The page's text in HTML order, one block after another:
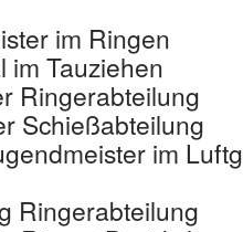
im Ringen
im Tauziehen
Ringerabteilung
Schießabteilung
im
Ringerabteilung